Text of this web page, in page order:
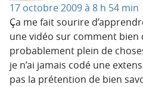
17 octobre 2009 à 8 h 54 min
Ça me fait sourire
une vidéo sur comment bien
probablement plein de
je n’ai jamais codé une
pas la prétention de bien